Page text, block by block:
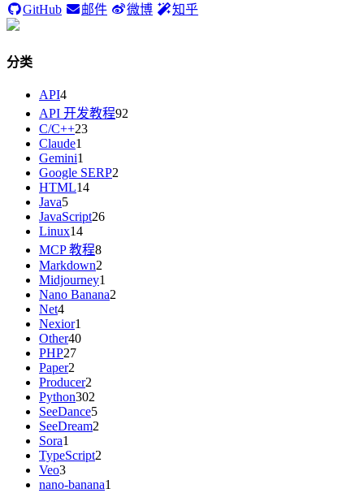
GitHub
邮件 微博 知乎
分类
API4
API 开发教程92
C/C++23
Claude1
Gemini1
Google SERP2
HTML14
Java5
JavaScript26
Linux14
MCP 教程8
Markdown2
Midjourney1
Nano Banana2
Net4
Nexior1
Other40
PHP27
Paper2
Producer2
Python302
SeeDance5
SeeDream2
Sora1
TypeScript2
Veo3
nano-banana1